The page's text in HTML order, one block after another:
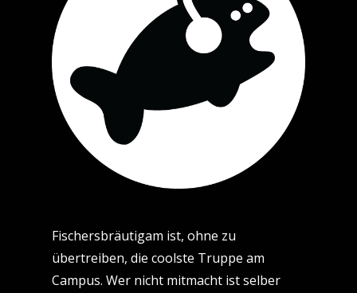
Fischersbräutigam ist, ohne zu
übertreiben, die coolste Truppe am
Campus. Wer nicht mitmacht ist selber